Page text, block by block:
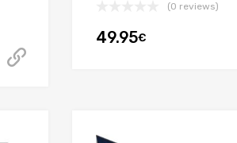
(0 reviews)
49.95€